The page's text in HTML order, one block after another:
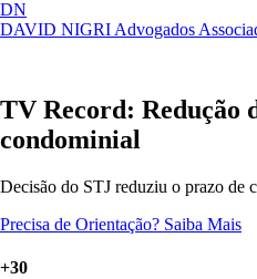
DN
DAVID NIGRI Advogados
Artigos, sentenças, áreas de
TV Record: Redução
condominial
Decisão do STJ reduziu o prazo de
Precisa de Orientação? Saiba Mais
+30